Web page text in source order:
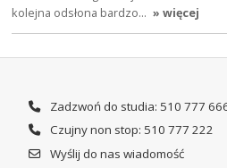
kolejna odsłona bardzo… » więcej
Zadzwoń do studia: 510 777
Czujny non stop: 510 777 222
Wyślij do nas wiadomość